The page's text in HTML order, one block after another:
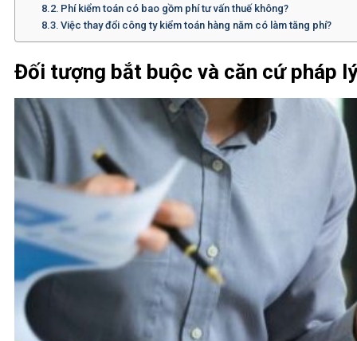
Phí kiểm toán có bao gồm phí tư vấn thuế không?
Việc thay đổi công ty kiểm toán hàng năm có làm tăng phí?
Đối tượng bắt buộc và căn cứ pháp